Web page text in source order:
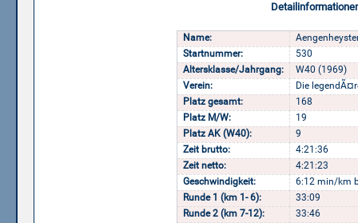
Name:
Startnummer:
530
Altersklasse/Jahrgang:
W40 (1969)
Verein:
Die
Platz gesamt:
168
Platz M/W:
19
Platz AK (W40):
9
Zeit brutto:
4:21:36
Zeit netto:
4:21:23
Geschwindigkeit:
6:12 min/km
Runde 1 (km 1- 6):
33:09
Runde 2 (km 7-12):
33:46